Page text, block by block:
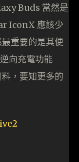
Buds 當然是
IconX 應該少
重要的是其便
向充電功能
，要知更多的